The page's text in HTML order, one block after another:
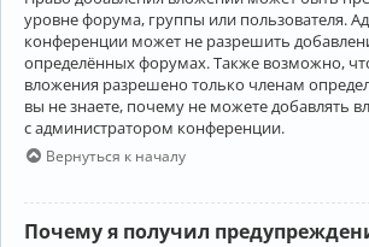
уровне форума, группы или пользователя.
конференции может не разрешить
определённых форумах. Также возможно,
вложения разрешено только членам
вы не знаете, почему не можете добавлять
с администратором конференции.
Вернуться к началу
Почему я получил